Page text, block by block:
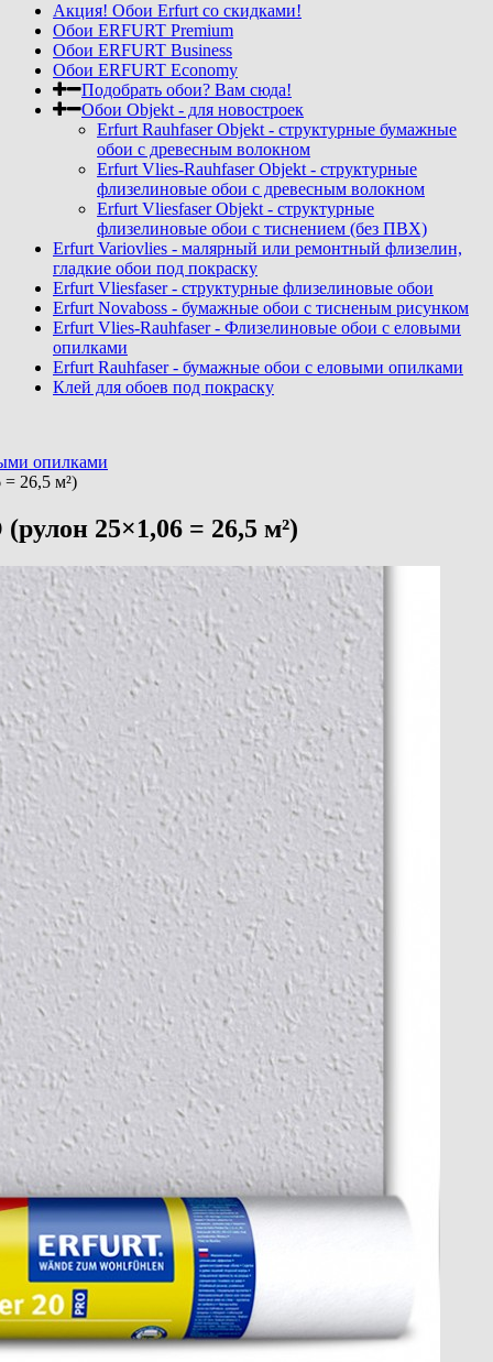
Акция! Обои Erfurt со скидками!
Обои ERFURT Premium
Обои ERFURT Business
Обои ERFURT Economy
Подобрать обои? Вам сюда!
Обои Objekt - для новостроек
Erfurt Rauhfaser Objekt - cтруктурные бумажные
обои с древесным волокном
Erfurt Vlies-Rauhfaser Objekt - структурные
флизелиновые обои с древесным волокном
Erfurt Vliesfaser Objekt - структурные
флизелиновые обои с тиснением (без ПВХ)
Erfurt Variovlies - малярный или ремонтный флизелин,
гладкие обои под покраску
Erfurt Vliesfaser - структурные флизелиновые обои
Erfurt Novaboss - бумажные обои с тисненым рисунком
Erfurt Vlies-Rauhfaser - Флизелиновые обои с еловыми
опилками
Erfurt Rauhfaser - бумажные обои с еловыми опилками
Клей для обоев под покраску
опилками
26,5 м²)
25×1,06 = 26,5 м²)